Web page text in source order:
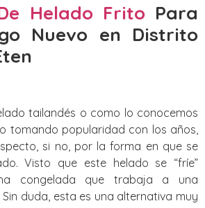
Helado Frito Para
Nuevo en Distrito
tailandés o como lo conocemos
tomando popularidad con los años,
si no, por la forma en que se
Visto que este helado se “fríe”
congelada que trabaja a una
duda, esta es una alternativa muy